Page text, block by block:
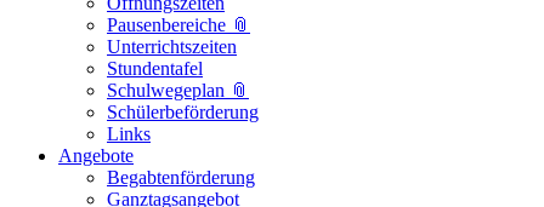
Pausenbereiche 📎
Unterrichtszeiten
Stundentafel
Schulwegeplan 📎
Schülerbeförderung
Links
Angebote
Begabtenförderung
Ganztagsangebot